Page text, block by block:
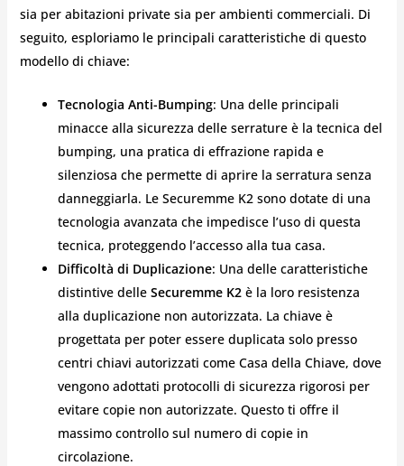
sia per abitazioni private sia per ambienti commerciali. Di
seguito, esploriamo le principali caratteristiche di questo
modello di chiave:
Tecnologia Anti-Bumping: Una delle principali
minacce alla sicurezza delle serrature è la tecnica del
bumping, una pratica di effrazione rapida e
silenziosa che permette di aprire la serratura senza
danneggiarla. Le Securemme K2 sono dotate di una
tecnologia avanzata che impedisce l’uso di questa
tecnica, proteggendo l’accesso alla tua casa.
Difficoltà di Duplicazione: Una delle caratteristiche
distintive delle Securemme K2è la loro resistenza
alla duplicazione non autorizzata. La chiave è
progettata per poter essere duplicata solo presso
centri chiavi autorizzati come Casa della Chiave, dove
vengono adottati protocolli di sicurezza rigorosi per
evitare copie non autorizzate. Questo ti offre il
massimo controllo sul numero di copie in
circolazione.